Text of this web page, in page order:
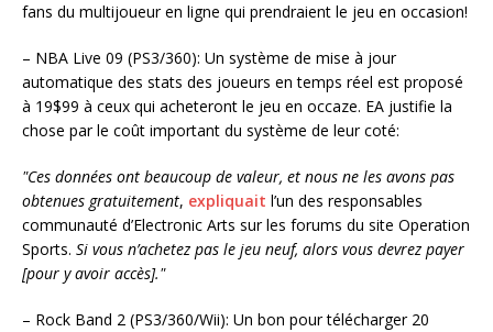
fans du multijoueur en ligne qui prendraient le jeu en occasion!
– NBA Live 09 (PS3/360): Un système de mise à jour
automatique des stats des joueurs en temps réel est proposé
à 19$99 à ceux qui acheteront le jeu en occaze. EA justifie la
chose par le coût important du système de leur coté:
"Ces données ont beaucoup de valeur, et nous ne les avons pas
obtenues gratuitement, expliquait l’un des responsables
communauté d’Electronic Arts sur les forums du site Operation
Sports. Si vous n’achetez pas le jeu neuf, alors vous devrez payer
[pour y avoir accès]."
– Rock Band 2 (PS3/360/Wii): Un bon pour télécharger 20